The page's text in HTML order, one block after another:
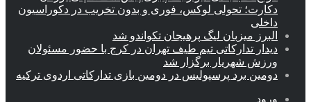
دکارت؛ تحولی لوکس، فوری و بدون تخریب در دکوراسیون
داخلی
البرز میزبان لیگ پرهیجان تکواندو شد
دیدار تدارکاتی تیم طیف تهران در کرج با حضور مسئولان
ورزش شهریار برگزار شد
دومین برد پرسپولیس در دومین بازی تدارکاتی اردوی ترکیه
ورود